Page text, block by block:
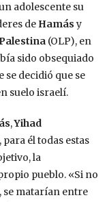
adolescente su
de Hamásy
(OLP), en
sido obsequiado
se decidió que se
suelo israelí.
,Yihad
él todas estas
la
pueblo. «Si no
matarían entre